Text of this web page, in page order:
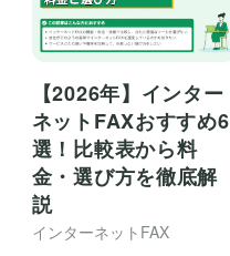
【2026年】インター
ネットFAXおすすめ6
選！比較表から料
金・選び方を徹底解
説
インターネットFAX